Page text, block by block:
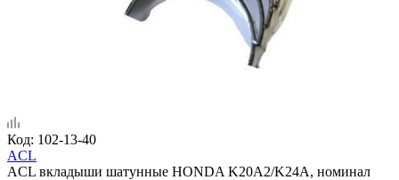
Код: 102-13-40
ACL
ACL вкладыши шатунные HONDA K20A2/K24A, номинал